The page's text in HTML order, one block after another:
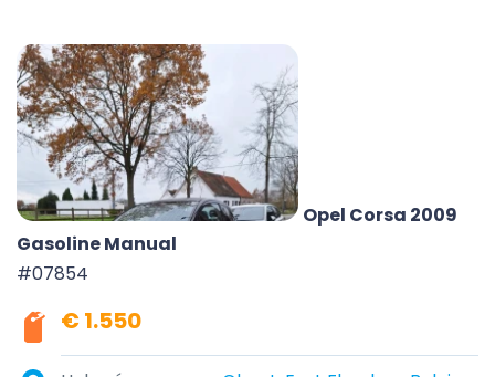
Opel Corsa 2009
Gasoline Manual
#07854
€ 1.550